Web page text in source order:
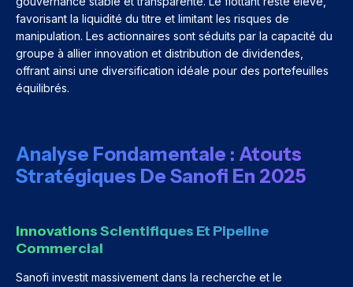
favorisant la liquidité du titre et limitant les risques de
manipulation. Les actionnaires sont séduits par la capacité du
groupe à allier innovation et distribution de dividendes,
offrant ainsi une diversification idéale pour des portefeuilles
équilibrés.
Analyse Fondamentale : Atouts
Stratégiques De Sanofi En 2025
Innovations Scientifiques Et Pipeline
Commercial
Sanofi investit massivement dans la recherche et le